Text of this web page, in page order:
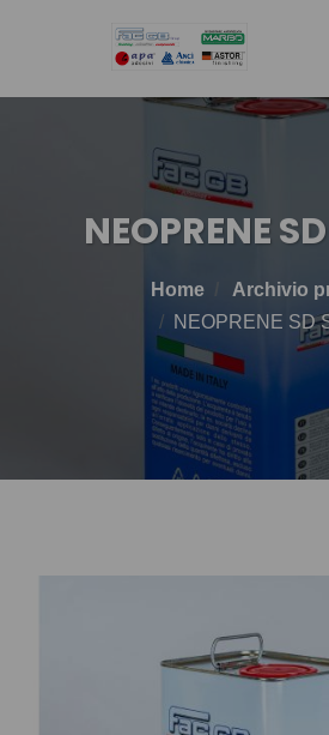
SELLING WEB
TECHNOLOGY
PRODOTTI
NEOPRENE
Home
Archivio
NEOPRENE SD